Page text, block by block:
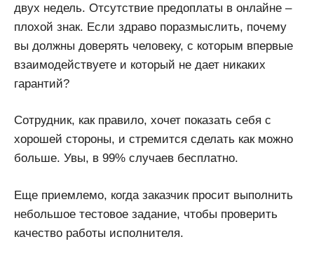
двух недель. Отсутствие предоплаты в онлайне –
плохой знак. Если здраво поразмыслить, почему
вы должны доверять человеку, с которым впервые
взаимодействуете и который не дает никаких
гарантий?
Сотрудник, как правило, хочет показать себя с
хорошей стороны, и стремится сделать как можно
больше. Увы, в 99% случаев бесплатно.
Еще приемлемо, когда заказчик просит выполнить
небольшое тестовое задание, чтобы проверить
качество работы исполнителя.